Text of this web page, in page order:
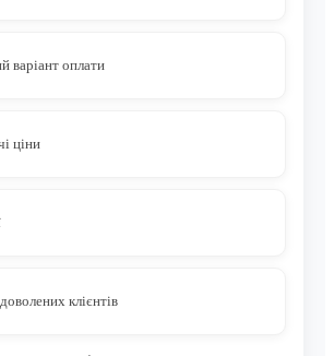
варіант оплати
ціни
клієнтів